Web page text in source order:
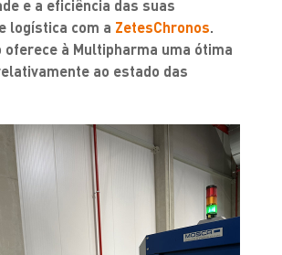
e a eficiência das suas
logística com a ZetesChronos.
oferece à Multipharma uma ótima
ao estado das